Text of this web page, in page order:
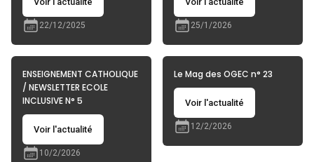
22/12/2025 25/1/2026
ENSEIGNEMENT CATHOLIQUE
/ NEWSLETTER ECOLE
INCLUSIVE N° 5
Voir l'actualité
10/2/2026
Le Mag des OGEC n° 23
Voir l'actualité
12/2/2026